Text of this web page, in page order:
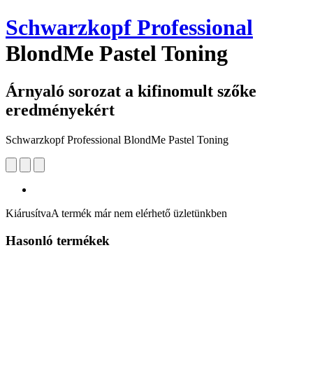
Schwarzkopf Professional
BlondMe Pastel Toning
Árnyaló sorozat a kifinomult szőke
eredményekért
Schwarzkopf Professional BlondMe Pastel Toning
KiárusítvaA termék már nem elérhető üzletünkben
Hasonló termékek